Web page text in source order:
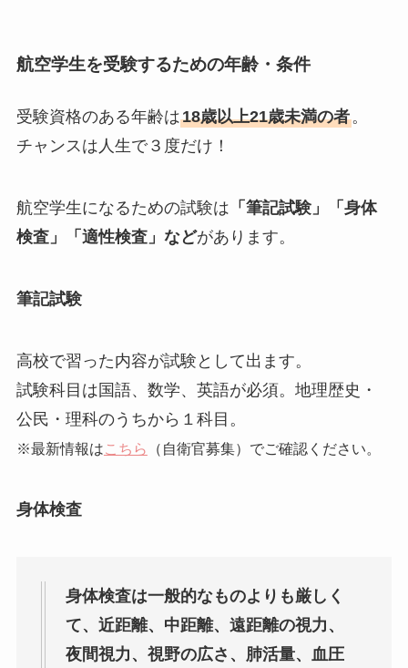
航空学生を受験するための年齢・条件
受験資格のある年齢は18歳以上21歳未満の者。
チャンスは人生で３度だけ！
航空学生になるための試験は 「筆記試験」「身体
検査」「適性検査」などがあります。
筆記試験
高校で習った内容が試験として出ます。
試験科目は国語、数学、英語が必須。地理歴史・
公民・理科のうちから１科目。
※最新情報はこちら （自衛官募集）でご確認ください。
身体検査
身体検査は一般的なものよりも厳しく
て、近距離、中距離、遠距離の視力、
夜間視力、視野の広さ、肺活量、血圧